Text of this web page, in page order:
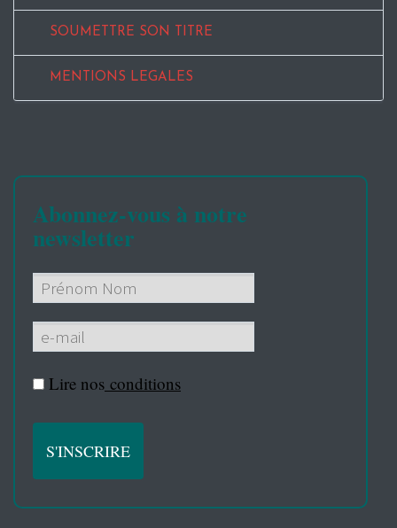
SOUMETTRE SON TITRE
MENTIONS LEGALES
Abonnez-vous à notre
newsletter
Lire nos conditions